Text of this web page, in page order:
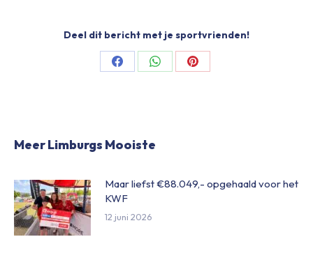
Deel dit bericht met je sportvrienden!
Share
Share
Share
Meer Limburgs Mooiste
Maar liefst €88.049,- opgehaald voor het
KWF
12 juni 2026